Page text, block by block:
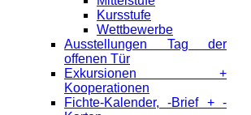
Kursstufe
Wettbewerbe
Ausstellungen Tag der
offenen Tür
Exkursionen +
Kooperationen
Fichte-Kalender, -Brief + -